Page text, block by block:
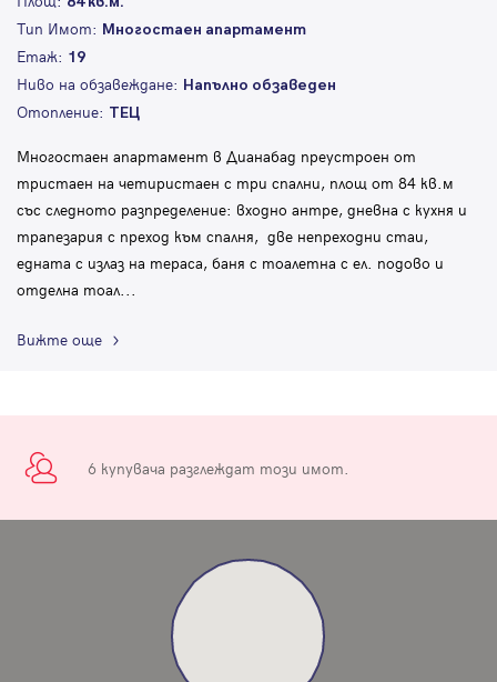
Тип Имот: Многостаен апартамент
Етаж: 19
Ниво на обзавеждане: Напълно обзаведен
Отопление: ТЕЦ
Многостаен апартамент в Дианабад преустроен от
тристаен на четиристаен с три спални, площ от 84 кв.м
със следното разпределение: входно антре, дневна с кухня и
трапезария с преход към спалня, две непреходни стаи,
едната с излаз на тераса, баня с тоалетна с ел. подово и
отделна тоал...
Вижте още
6 купувача разглеждат този имот.